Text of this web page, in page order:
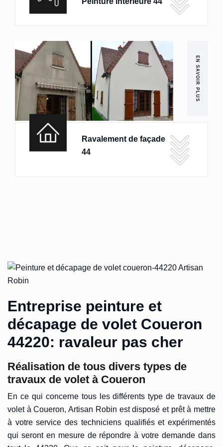
EN SAVOIR PLUS
Ravalement de façade
44
Entreprise peinture et
décapage de volet Coueron
44220: ravaleur pas cher
Réalisation de tous divers types de
travaux de volet à Coueron
En ce qui concerne tous les différents type de travaux de
volet à Coueron, Artisan Robin est disposé et prêt à mettre
à votre service des techniciens qualifiés et expérimentés
qui seront en mesure de répondre à votre demande dans